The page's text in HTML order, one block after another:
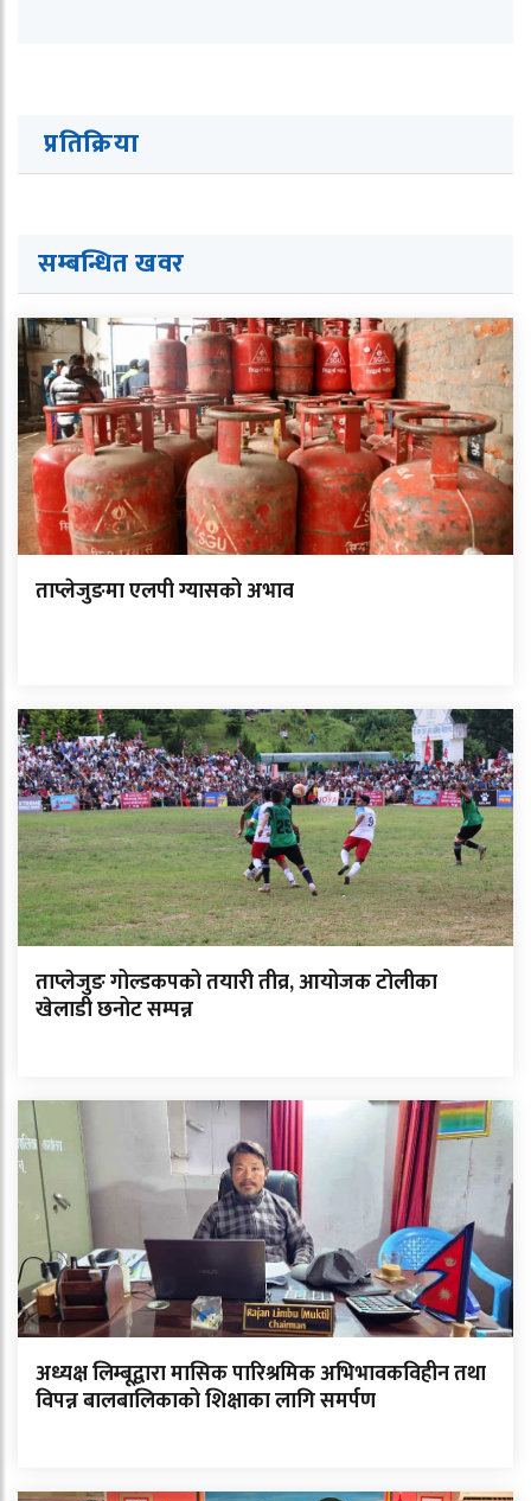
प्रतिक्रिया
सम्बन्धित खवर
ताप्लेजुङमा एलपी ग्यासको अभाव
ताप्लेजुङ गोल्डकपको तयारी तीव्र, आयोजक टोलीका
खेलाडी छनोट सम्पन्न
अध्यक्ष लिम्बूद्वारा मासिक पारिश्रमिक अभिभावकविहीन तथा
विपन्न बालबालिकाको शिक्षाका लागि समर्पण